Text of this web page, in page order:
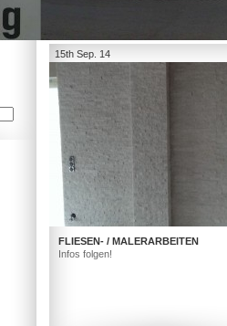
15th Sep. 14
FLIESEN- / MALERARBEITEN
Infos folgen!